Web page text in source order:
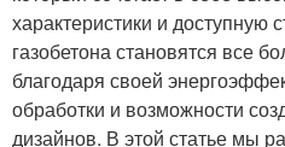
характеристики и доступную
газобетона становятся все
благодаря своей
обработки и возможности
дизайнов. В этой статье мы